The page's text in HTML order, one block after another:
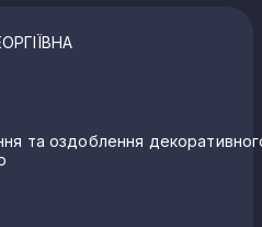
та оздоблення